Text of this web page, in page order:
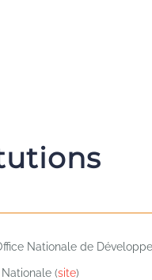
Nationale de
(site)